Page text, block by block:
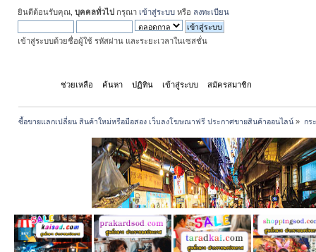
ยินดีต้อนรับคุณ, บุคคลทั่วไป กรุณา เข้าสู่ระบบ หรือ ลงทะเบียน
เข้าสู่ระบบด้วยชื่อผู้ใช้ รหัสผ่าน และระยะเวลาในเซสชั่น
ช่วยเหลือ ค้นหา ปฏิทิน เข้าสู่ระบบ สมัครสมาชิก
ซื้อขายแลกเปลี่ยน สินค้าใหม่หรือมือสอง เว็บลงโฆษณาฟรี ประกาศขายสินค้าออนไลน์ » กร